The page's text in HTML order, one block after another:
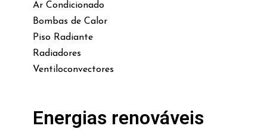
Ar Condicionado
Bombas de Calor
Piso Radiante
Radiadores
Ventiloconvectores
Energias renováveis